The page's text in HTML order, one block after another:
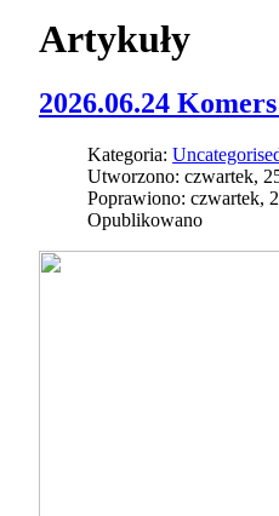
Artykuły
2026.06.24
Kategoria:
Utworzono: czwartek,
Poprawiono: czwartek,
Opublikowano